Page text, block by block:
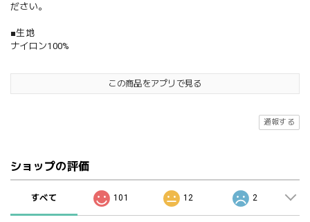
ださい。
■生地
ナイロン100%
この商品をアプリで見る
通報する
ショップの評価
すべて 101 12 2